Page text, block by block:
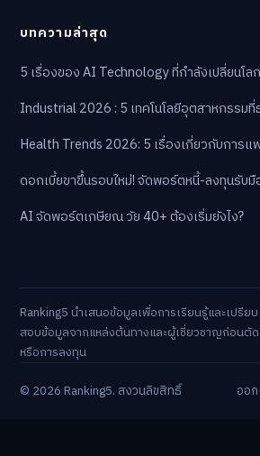
บทความล่าสุด
5 เรื่องของ AI Technology ที่กำลังเปลี่ยนโล
Industrial 2026 : 5 เทคโนโลยีอุตสาหกรรม
Health Trends 2026: 5 เรื่องเกี่ยวกับการแ
ดอกเบี้ยขาขึ้นรอบใหม่! จัดพอร์ตหนี้-ลงทุนรับมื
AI จัดพอร์ตเกษียณ วัย 40+ ต้องเริ่มยังไง?
Ranking5 นำเสนอข้อมูลเพื่อการเรียนรู้และเปรี
สอบข้อมูลจากแหล่งต้นทางและผู้เชี่ยวชาญก่อนตั
หรือการลงทุน
© 2026 Ranking5. สงวนลิขสิทธิ์
ออ